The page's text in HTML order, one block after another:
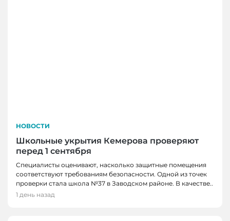
НОВОСТИ
Школьные укрытия Кемерова проверяют
перед 1 сентября
Специалисты оценивают, насколько защитные помещения
соответствуют требованиям безопасности. Одной из точек
проверки стала школа №37 в Заводском районе. В качестве..
1 день назад